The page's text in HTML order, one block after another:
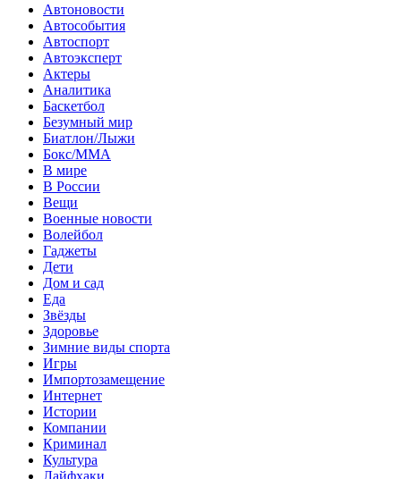
Автоновости
Автособытия
Автоспорт
Автоэксперт
Актеры
Аналитика
Баскетбол
Безумный мир
Биатлон/Лыжи
Бокс/MMA
В мире
В России
Вещи
Военные новости
Волейбол
Гаджеты
Дети
Дом и сад
Еда
Звёзды
Здоровье
Зимние виды спорта
Игры
Импортозамещение
Интернет
Истории
Компании
Криминал
Культура
Лайфхаки